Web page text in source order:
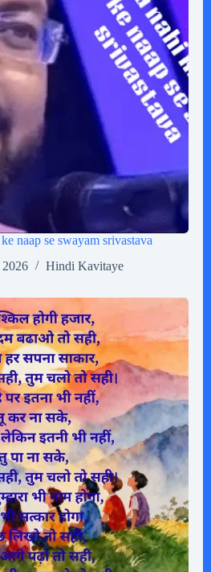
naap se swayam srivastava
Hindi Kavitaye